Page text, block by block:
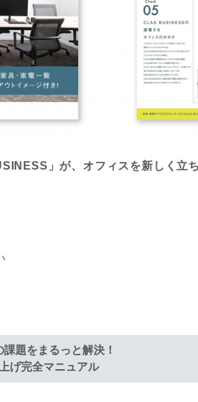
」が、オフィスを新しく立
題をまるっと解決！
げ完全マニュアル